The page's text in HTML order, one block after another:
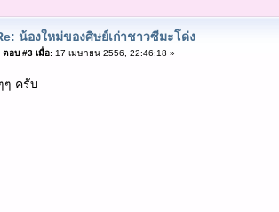
น้องใหม่ของศิษย์เก่าชาวซีมะโด่ง
ตอบ #3 เมื่อ:17 เมษายน 2556, 22:46:18 »
ๆ ครับ